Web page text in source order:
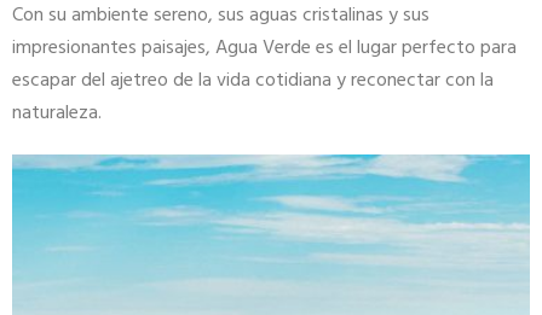
Con su ambiente sereno, sus aguas cristalinas y sus
impresionantes paisajes, Agua Verde es el lugar perfecto para
escapar del ajetreo de la vida cotidiana y reconectar con la
naturaleza.